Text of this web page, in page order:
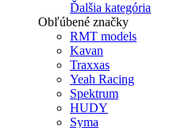
Ďalšia kategória
Obľúbené značky
RMT models
Kavan
Traxxas
Yeah Racing
Spektrum
HUDY
Syma